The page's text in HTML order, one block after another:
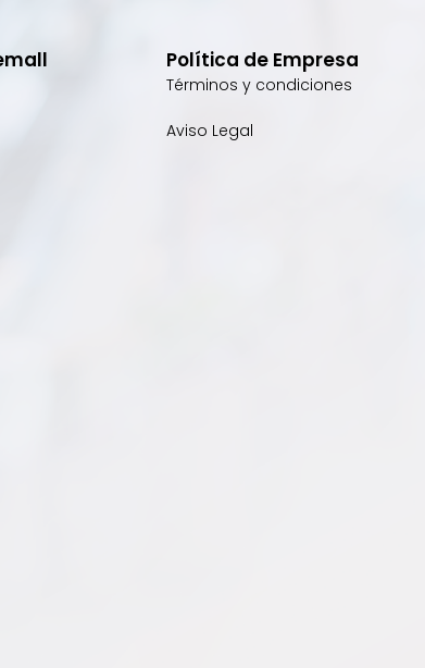
Política de Empresa
Términos y condiciones
Aviso Legal